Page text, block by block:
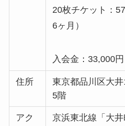
20枚チケット：
6ヶ月）
入会金：33,000円
住所
東京都品川区大
5階
アク
京浜東北線「大